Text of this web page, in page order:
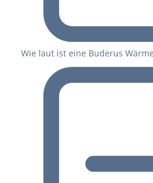
Wie laut ist eine Buderus